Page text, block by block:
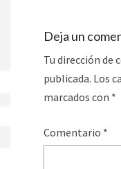
Deja un
Tu dirección de
publicada. Los
marcados con *
Comentario *